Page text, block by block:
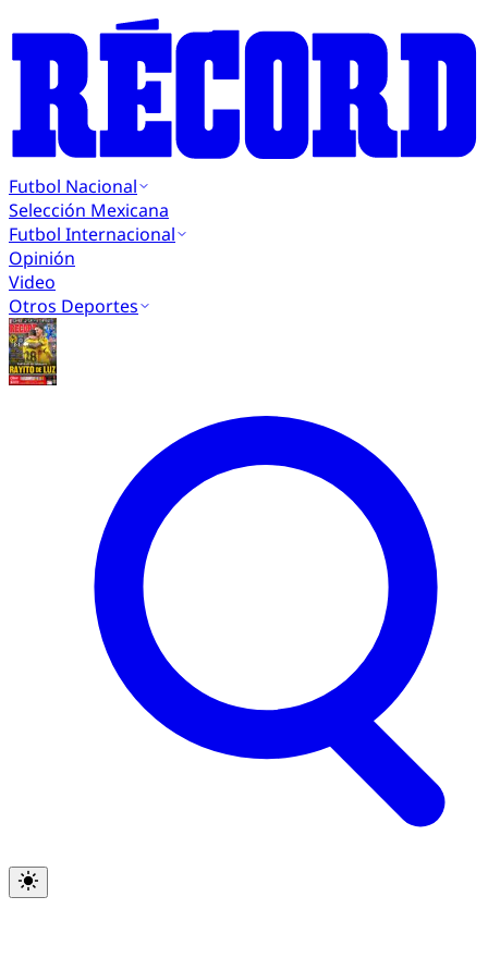
Futbol Nacional
Selección Mexicana
Futbol Internacional
Opinión
Video
Otros Deportes